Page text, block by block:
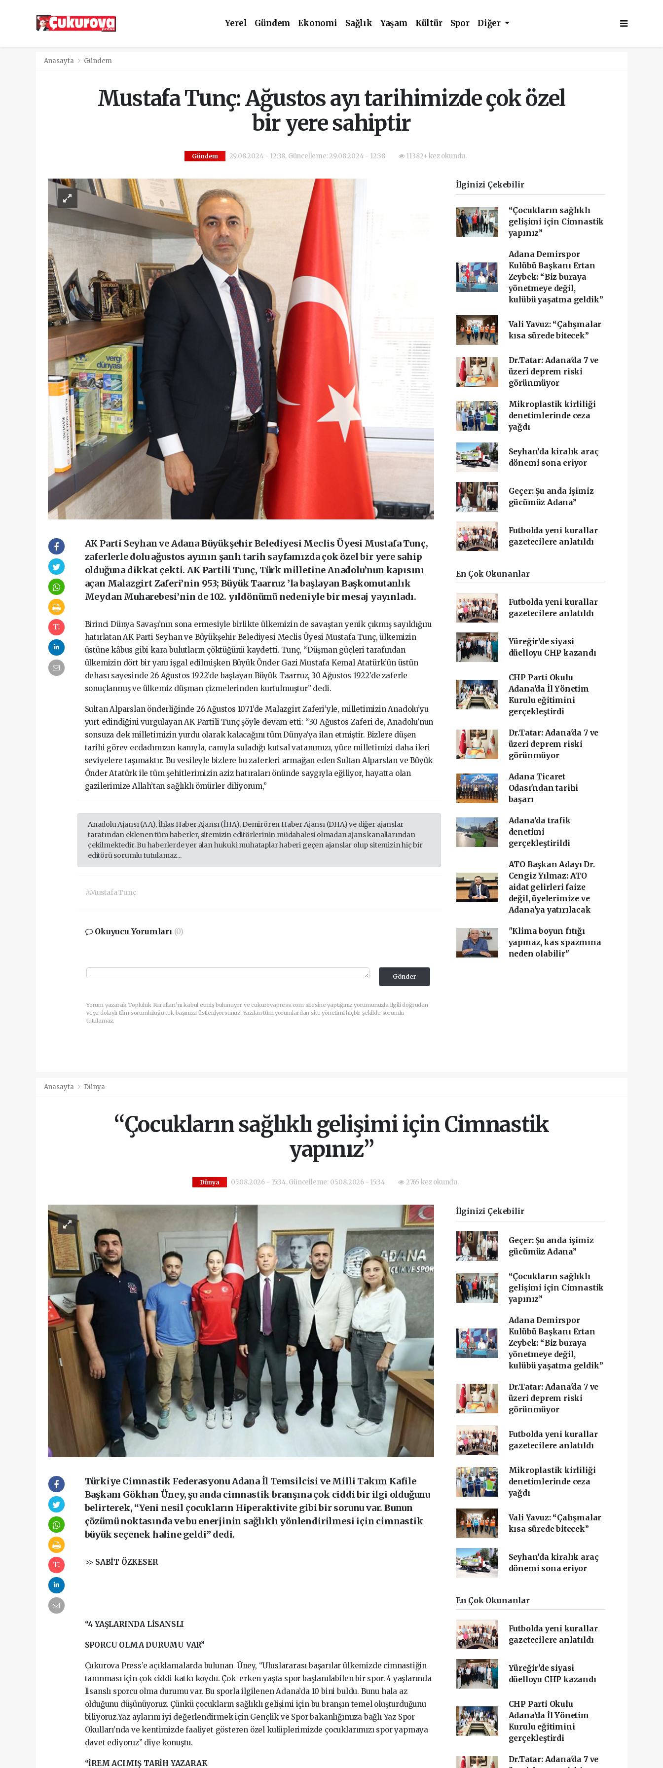
Yerel Gündem Ekonomi Sağlık Yaşam Kültür Spor Diğer
Anasayfa Gündem
Mustafa Tunç: Ağustos ayı tarihimizde çok özel
bir yere sahiptir
Gündem 29.08.2024 - 12:38, Güncelleme: 29.08.2024 - 12:38 11382+ kez okundu.
AK Parti Seyhan ve Adana Büyükşehir Belediyesi Meclis Üyesi Mustafa Tunç,
zaferlerle dolu ağustos ayının şanlı tarih sayfamızda çok özel bir yere sahip
olduğuna dikkat çekti. AK Partili Tunç, Türk milletine Anadolu’nun kapısını
açan Malazgirt Zaferi’nin 953; Büyük Taarruz ’la başlayan Başkomutanlık
Meydan Muharebesi’nin de 102. yıldönümü nedeniyle bir mesaj yayınladı.
Birinci Dünya Savaşı’nın sona ermesiyle birlikte ülkemizin de savaştan yenik çıkmış sayıldığını
hatırlatan AK Parti Seyhan ve Büyükşehir Belediyesi Meclis Üyesi Mustafa Tunç, ülkemizin
üstüne kâbus gibi kara bulutların çöktüğünü kaydetti. Tunç, “Düşman güçleri tarafından
ülkemizin dört bir yanı işgal edilmişken Büyük Önder Gazi Mustafa Kemal Atatürk’ün üstün
dehası sayesinde 26 Ağustos 1922’de başlayan Büyük Taarruz, 30 Ağustos 1922’de zaferle
sonuçlanmış ve ülkemiz düşman çizmelerinden kurtulmuştur” dedi.
Sultan Alparslan önderliğinde 26 Ağustos 1071’de Malazgirt Zaferi’yle, milletimizin Anadolu’yu
yurt edindiğini vurgulayan AK Partili Tunç şöyle devam etti: “30 Ağustos Zaferi de, Anadolu’nun
sonsuza dek milletimizin yurdu olarak kalacağını tüm Dünya’ya ilan etmiştir. Bizlere düşen
tarihi görev ecdadımızın kanıyla, canıyla suladığı kutsal vatanımızı, yüce milletimizi daha ileri
seviyelere taşımaktır. Bu vesileyle bizlere bu zaferleri armağan eden Sultan Alparslan ve Büyük
Önder Atatürk ile tüm şehitlerimizin aziz hatıraları önünde saygıyla eğiliyor, hayatta olan
gazilerimize Allah’tan sağlıklı ömürler diliyorum,”
Anadolu Ajansı (AA), İhlas Haber Ajansı (İHA), Demirören Haber Ajansı (DHA) ve diğer ajanslar
tarafından eklenen tüm haberler, sitemizin editörlerinin müdahalesi olmadan ajans kanallarından
çekilmektedir. Bu haberlerde yer alan hukuki muhataplar haberi geçen ajanslar olup sitemizin hiç bir
editörü sorumlu tutulamaz...
#Mustafa Tunç
Okuyucu Yorumları (0)
Gönder
Yorum yazarak Topluluk Kuralları’nı kabul etmiş bulunuyor ve cukurovapress.com sitesine yaptığınız yorumunuzla ilgili doğrudan
veya dolaylı tüm sorumluluğu tek başınıza üstleniyorsunuz. Yazılan tüm yorumlardan site yönetimi hiçbir şekilde sorumlu
tutulamaz.
İlginizi Çekebilir
“Çocukların sağlıklı
gelişimi için Cimnastik
yapınız”
Adana Demirspor
Kulübü Başkanı Ertan
Zeybek: “Biz buraya
yönetmeye değil,
kulübü yaşatma geldik”
Vali Yavuz: “Çalışmalar
kısa sürede bitecek”
Dr.Tatar: Adana'da 7 ve
üzeri deprem riski
görünmüyor
Mikroplastik kirliliği
denetimlerinde ceza
yağdı
Seyhan’da kiralık araç
dönemi sona eriyor
Geçer: Şu anda işimiz
gücümüz Adana”
Futbolda yeni kurallar
gazetecilere anlatıldı
En Çok Okunanlar
Futbolda yeni kurallar
gazetecilere anlatıldı
Yüreğir'de siyasi
düelloyu CHP kazandı
CHP Parti Okulu
Adana'da İl Yönetim
Kurulu eğitimini
gerçekleştirdi
Dr.Tatar: Adana'da 7 ve
üzeri deprem riski
görünmüyor
Adana Ticaret
Odası'ndan tarihi
başarı ‎
Adana’da trafik
denetimi
gerçekleştirildi
ATO Başkan Adayı Dr.
Cengiz Yılmaz: ATO
aidat gelirleri faize
değil, üyelerimize ve
Adana'ya yatırılacak
"Klima boyun fıtığı
yapmaz, kas spazmına
neden olabilir"
Anasayfa Dünya
“Çocukların sağlıklı gelişimi için Cimnastik
yapınız”
Dünya 05.08.2026 - 15:34, Güncelleme: 05.08.2026 - 15:34 2765 kez okundu.
Türkiye Cimnastik Federasyonu Adana İl Temsilcisi ve Milli Takım Kafile
Başkanı Gökhan Üney, şu anda cimnastik branşına çok ciddi bir ilgi olduğunu
belirterek, “Yeni nesil çocukların Hiperaktivite gibi bir sorunu var. Bunun
çözümü noktasında ve bu enerjinin sağlıklı yönlendirilmesi için cimnastik
büyük seçenek haline geldi” dedi.
>> SABİT ÖZKESER
“4 YAŞLARINDA LİSANSLI
SPORCU OLMA DURUMU VAR”
Çukurova Press’e açıklamalarda bulunan Üney, “Uluslararası başarılar ülkemizde cimnastiğin
tanınması için çok ciddi katkı koydu. Çok erken yaşta spor başlanılabilen bir spor. 4 yaşlarında
lisanslı sporcu olma durumu var. Bu sporla ilgilenen Adana’da 10 bini buldu. Bunu hala az
olduğunu düşünüyoruz. Çünkü çocukların sağlıklı gelişimi için bu branşın temel oluşturduğunu
biliyoruz.Yaz aylarını iyi değerlendirmek için Gençlik ve Spor bakanlığımıza bağlı Yaz Spor
Okulları’nda ve kentimizde faaliyet gösteren özel kulüplerimizde çocuklarımızı spor yapmaya
davet ediyoruz” diye konuştu.
“İREM ACIMIŞ TARİH YAZARAK
İlginizi Çekebilir
Geçer: Şu anda işimiz
gücümüz Adana”
“Çocukların sağlıklı
gelişimi için Cimnastik
yapınız”
Adana Demirspor
Kulübü Başkanı Ertan
Zeybek: “Biz buraya
yönetmeye değil,
kulübü yaşatma geldik”
Dr.Tatar: Adana'da 7 ve
üzeri deprem riski
görünmüyor
Futbolda yeni kurallar
gazetecilere anlatıldı
Mikroplastik kirliliği
denetimlerinde ceza
yağdı
Vali Yavuz: “Çalışmalar
kısa sürede bitecek”
Seyhan’da kiralık araç
dönemi sona eriyor
En Çok Okunanlar
Futbolda yeni kurallar
gazetecilere anlatıldı
Yüreğir'de siyasi
düelloyu CHP kazandı
CHP Parti Okulu
Adana'da İl Yönetim
Kurulu eğitimini
gerçekleştirdi
Dr.Tatar: Adana'da 7 ve